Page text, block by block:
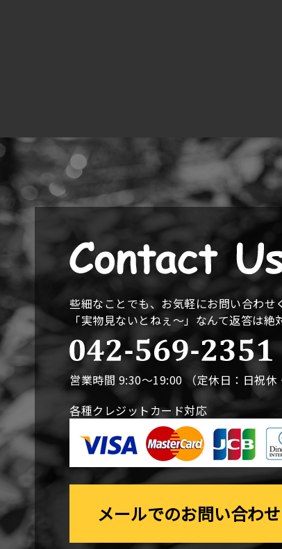
些細なことでも、お気軽にお問い合わせ
「実物見ないとねぇ〜」なんて返答は絶
営業時間 9:30〜19:00 （定休日：日祝休
各種クレジットカード対応
メールでのお問い合わ